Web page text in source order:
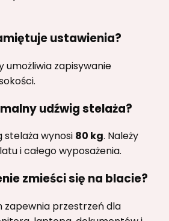
ustawienia?
umożliwia zapisywanie
udźwig stelaża?
stelaża wynosi 80 kg. Należy
i całego wyposażenia.
zmieści się na blacie?
zapewnia przestrzeń dla